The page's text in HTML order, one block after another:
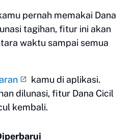
pernah memakai Dana
tagihan, fitur ini akan
waktu sampai semua
kamu di aplikasi.
dilunasi, fitur Dana Cicil
kembali.